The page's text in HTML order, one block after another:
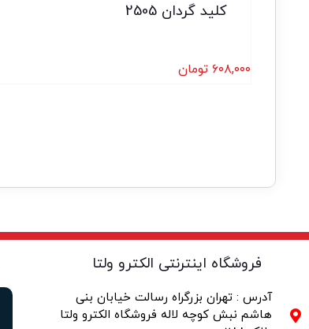
کلید گردان 2505
۶۰۸,۰۰۰ تومان
فروشگاه اینترنتی الکترو ولتا
آدرس : تهران بزرگراه رسالت خیابان بنی
هاشم نبش کوچه لاله فروشگاه الکترو ولتا